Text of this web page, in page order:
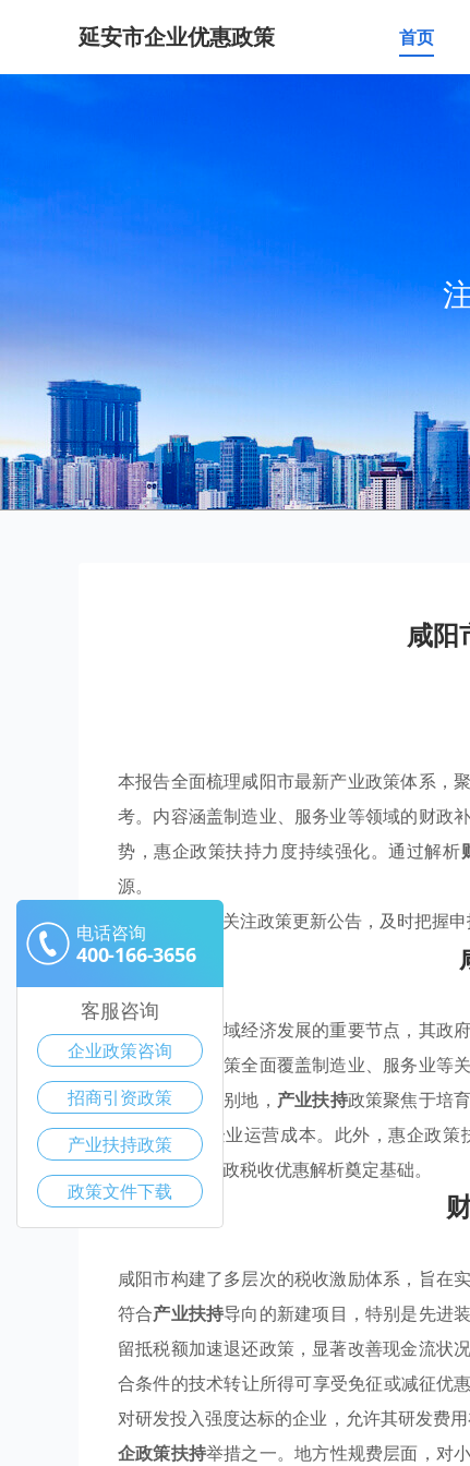
延安市企业优惠政策 首页
咸阳
本报告全面梳理咸阳市最新产业政策体系，
考。内容涵盖制造业、服务业等领域的财政
势，惠企政策扶持力度持续强化。通过解析
源。
建议企业定期关注政策更新公告，及时把握申
咸阳市作为区域经济发展的重要节点，其政
争力。这些政策全面覆盖制造业、服务业等
统性支持。特别地， 产业扶持政策聚焦于培
框架以降低企业运营成本。此外，惠企政
性，为后续财政税收优惠解析奠定基础。
咸阳市构建了多层次的税收激励体系，旨在
符合产业扶持导向的新建项目，特别是先进
留抵税额加速退还政策，显著改善现金流状
合条件的技术转让所得可享受免征或减征优
对研发投入强度达标的企业，允许其研发费
企政策扶持举措之一。地方性规费层面，对
电话咨询
400-166-3656
客服咨询
企业政策咨询
招商引资政策
产业扶持政策
政策文件下载